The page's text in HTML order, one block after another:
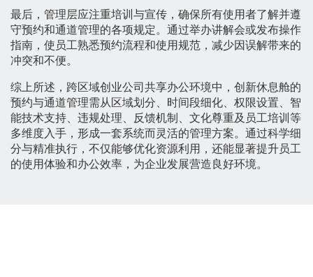
最后，管理层应注重培训与宣传，确保所有使用者了解并遵
守预约和通道管理的各项规定。通过举办讲解会或发布操作
指南，使员工熟悉预约流程和使用规范，减少因误解带来的
冲突和不便。
综上所述，跨区域创业公司共享办公环境中，创新休息舱的
预约与通道管理需从区域划分、时间段细化、权限设置、智
能技术支持、违规处理、反馈机制、文化尊重及员工培训等
多维度入手，形成一套系统而灵活的管理方案。通过科学细
分与精准执行，不仅能够优化资源利用，还能显著提升员工
的使用体验和办公效率，为企业发展营造良好环境。